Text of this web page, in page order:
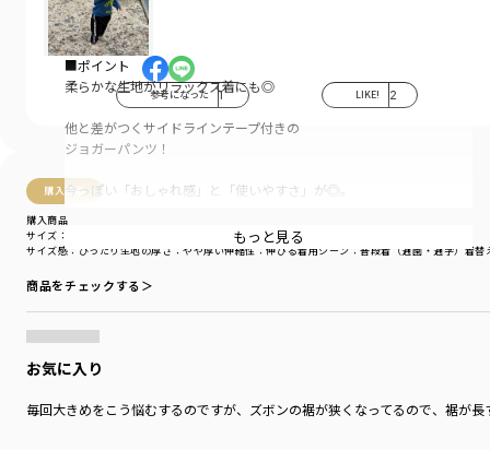
参考になった 1 LIKE! 2
購入商品
購入商品
サイズ感 ：ぴったり 生地の厚さ ：やや厚い伸縮性 ：伸びる着用シーン ：普段着（通園・通学） 着替
サイズ：100cm
商品をチェックする＞
お気に入り
毎回大きめをこう悩むするのですが、ズボンの裾が狭くなってるので、裾が
■ポイント
柔らかな生地がリラックス着にも◎
他と差がつくサイドラインテープ付きの
ジョガーパンツ！
今っぽい「おしゃれ感」と「使いやすさ」が◎。
キッズにぴったりの
「伸びの良いストレッチ」ミニ裏毛を使用。
股下に小さいマチ付きで
より動きやすくなっています。
靴の脱ぎ履きの邪魔にならないので◎
どんなコーデにも合わせやすいブラックと
もっと見る